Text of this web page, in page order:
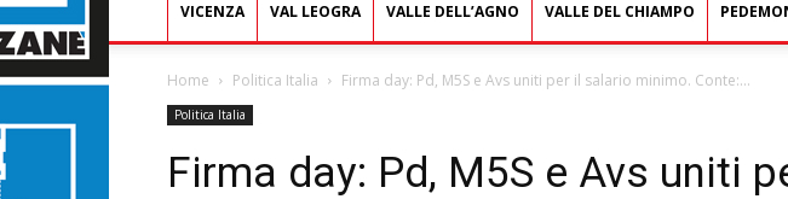
VICENZA VAL LEOGRA VALLE DELL’AGNO VALLE DEL CHIAMPO
Home Politica Italia Firma day: Pd, M5S e Avs uniti per il salario minimo. Conte:...
Politica Italia
Firma day: Pd, M5S e Avs uniti